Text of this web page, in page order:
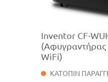
Inventor CF-
(Αφυγραντήρας
WiFi)
ΚΑΤΟΠΙΝ